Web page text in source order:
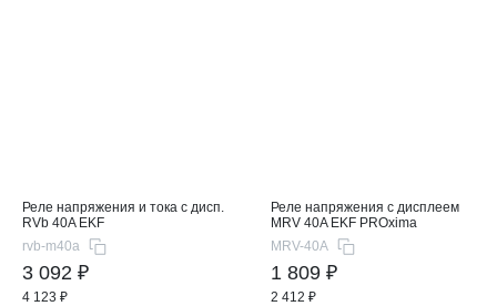
Реле напряжения и тока с дисп.
RVb 40A EKF
rvb-m40a
3 092 ₽
4 123 ₽
Реле напряжения с дисплеем
MRV 40A EKF PROxima
MRV-40A
1 809 ₽
2 412 ₽